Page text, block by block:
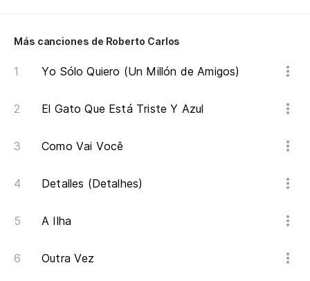
Más canciones de Roberto Carlos
Yo Sólo Quiero (Un Millón de Amigos)
El Gato Que Está Triste Y Azul
Como Vai Você
Detalles (Detalhes)
A Ilha
Outra Vez